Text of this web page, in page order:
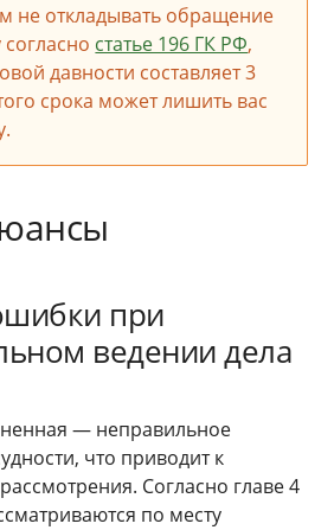
не откладывать обращение
согласно статье 196 ГК РФ,
давности составляет 3
срока может лишить вас
при
ведении дела
— неправильное
что приводит к
Согласно главе 4
по месту